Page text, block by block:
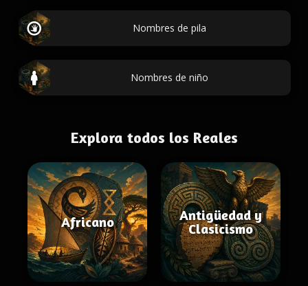
Nombres de pila
Nombres de niño
Explora todos los Reales
Africano
Antigüedad y
Clasicismo